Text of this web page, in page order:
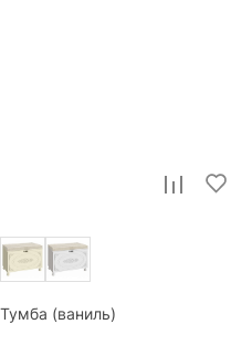
Тумба (ваниль)